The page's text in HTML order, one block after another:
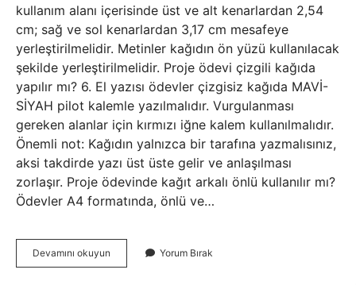
kullanım alanı içerisinde üst ve alt kenarlardan 2,54
cm; sağ ve sol kenarlardan 3,17 cm mesafeye
yerleştirilmelidir. Metinler kağıdın ön yüzü kullanılacak
şekilde yerleştirilmelidir. Proje ödevi çizgili kağıda
yapılır mı? 6. El yazısı ödevler çizgisiz kağıda MAVİ-
SİYAH pilot kalemle yazılmalıdır. Vurgulanması
gereken alanlar için kırmızı iğne kalem kullanılmalıdır.
Önemli not: Kağıdın yalnızca bir tarafına yazmalısınız,
aksi takdirde yazı üst üste gelir ve anlaşılması
zorlaşır. Proje ödevinde kağıt arkalı önlü kullanılır mı?
Ödevler A4 formatında, önlü ve…
Devamını okuyun
Ödevi
Yorum Bırak